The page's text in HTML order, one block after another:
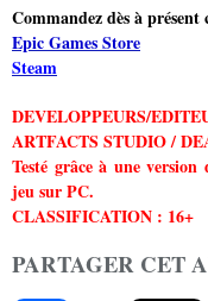
Commandez dès à présent
Epic Games Store
Steam
DEVELOPPEURS/
ARTFACTS STUDIO /
Testé grâce à une
jeu sur PC.
CLASSIFICATION : 16+
PARTAGER CET